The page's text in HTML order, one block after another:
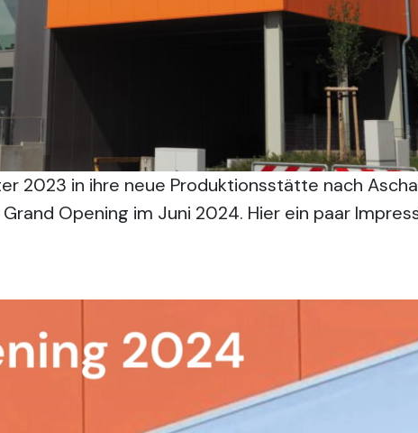
2023 in ihre neue Produktionsstätte nach
Opening im Juni 2024. Hier ein paar